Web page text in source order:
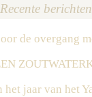
Recente berichten